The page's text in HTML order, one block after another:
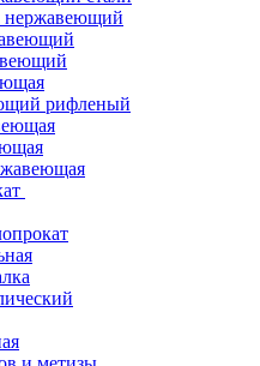
нержавеющий
рифленый